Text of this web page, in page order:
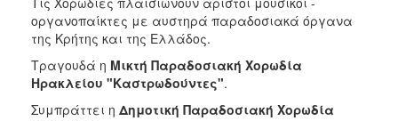
οργανοπαίκτες με αυστηρά παραδοσιακά όργανα
της Κρήτης και της Ελλάδος.
Τραγουδά η Μικτή Παραδοσιακή Χορωδία
Ηρακλείου "Καστρωδούντες".
Συμπράττει η Δημοτική Παραδοσιακή Χορωδία